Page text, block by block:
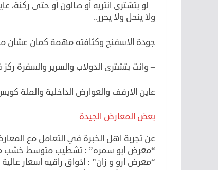
– لو بتشترى انتريه أو صالون أو حتى ركنة،
ولا ينحل ولا يحرر..
جودة الاسفنج وكثافته مهمة كمان
– وانت بتشترى الدولاب والسرير والسفرة
عاين الارفف والعوارض الداخلية والملة
بعض المعارض الجيدة
عن تجربة اهل الخبرة في التعامل مع
“معرض ابو سمره” : تشطيب متوسط خشب
“معرض ارو و زان” : اذواق راقيه اسعار